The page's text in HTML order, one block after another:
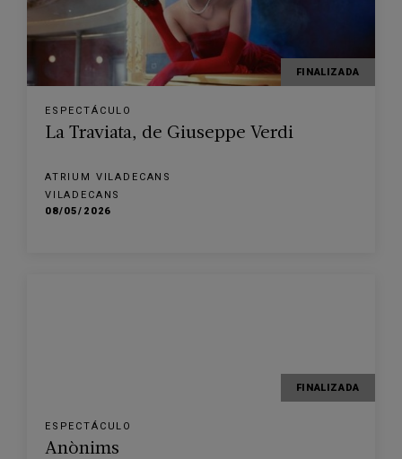
FINALIZADA
ESPECTÁCULO
La Traviata, de Giuseppe Verdi
ATRIUM VILADECANS
VILADECANS
08/05/2026
FINALIZADA
ESPECTÁCULO
Anònims